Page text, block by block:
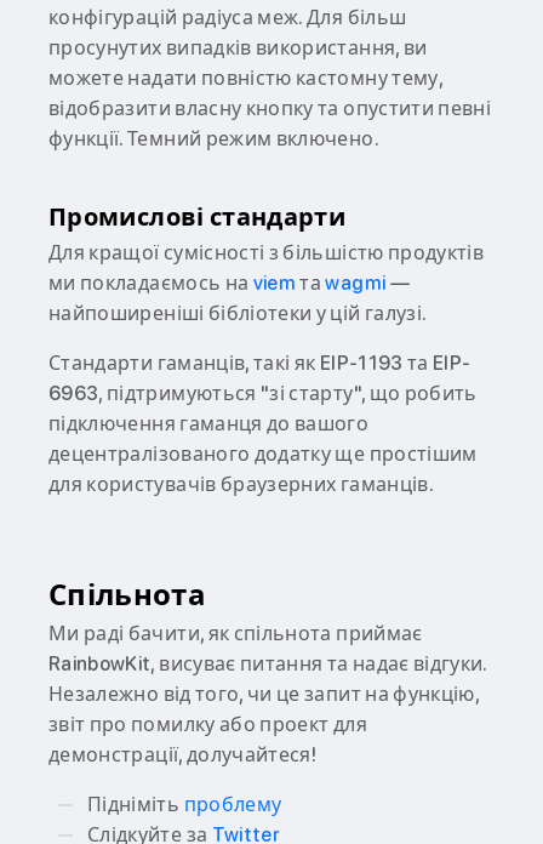
конфігурацій радіуса меж. Для більш
просунутих випадків використання, ви
можете надати повністю кастомну тему,
відобразити власну кнопку та опустити певні
функції. Темний режим включено.
Промислові стандарти
Для кращої сумісності з більшістю продуктів
ми покладаємось на viem таwagmi —
найпоширеніші бібліотеки у цій галузі.
Стандарти гаманців, такі як EIP-1193 та EIP-
6963, підтримуються "зі старту", що робить
підключення гаманця до вашого
децентралізованого додатку ще простішим
для користувачів браузерних гаманців.
Спільнота
Ми раді бачити, як спільнота приймає
RainbowKit, висуває питання та надає відгуки.
Незалежно від того, чи це запит на функцію,
звіт про помилку або проект для
демонстрації, долучайтеся!
Підніміть проблему
Слідкуйте за Twitter